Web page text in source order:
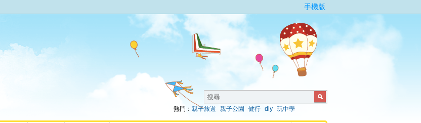
手機版
熱門： 親子旅遊 親子公園 健行 diy 玩中學